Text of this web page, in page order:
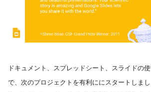
ドキュメント、スプレッドシート、スライドの
で、次のプロジェクトを有利ににスタートしま